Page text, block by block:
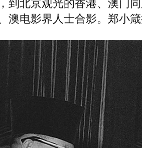
到北京观光的香港、澳门
澳电影界人士合影。郑小